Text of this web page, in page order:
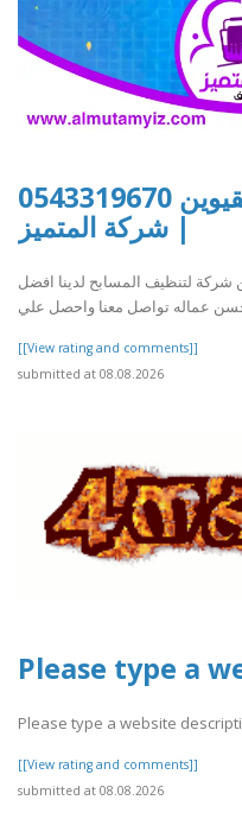
تنظيف مسابح في ام القيوين 0543319670
| شركة المتميز
لتنظيف المسابح لدينا افضل
[[View rating and comments]]
submitted at 08.08.2026
Please type a
Please type a website
[[View rating and comments]]
submitted at 08.08.2026